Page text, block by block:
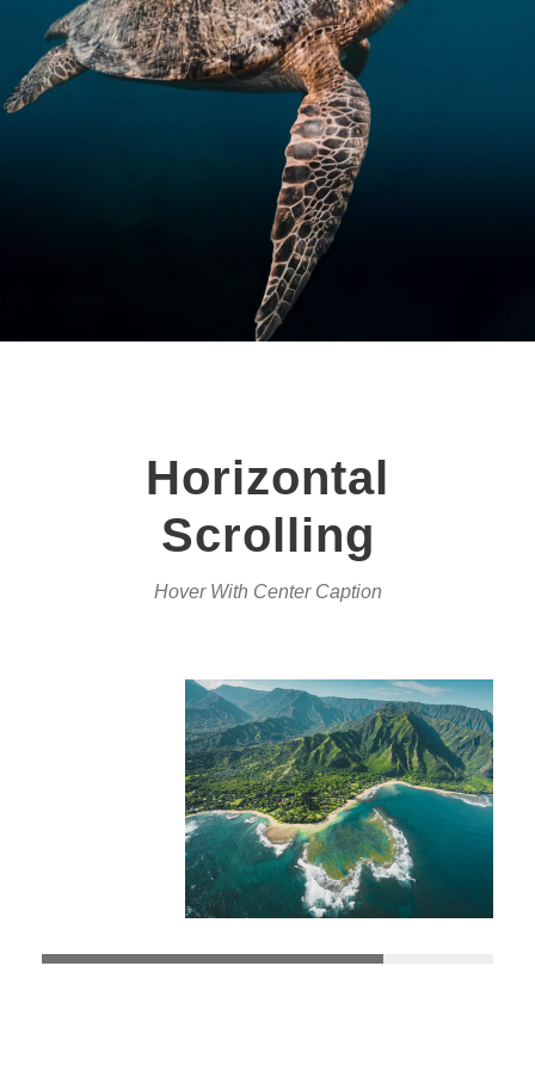
Horizontal
Scrolling
Hover With Center Caption